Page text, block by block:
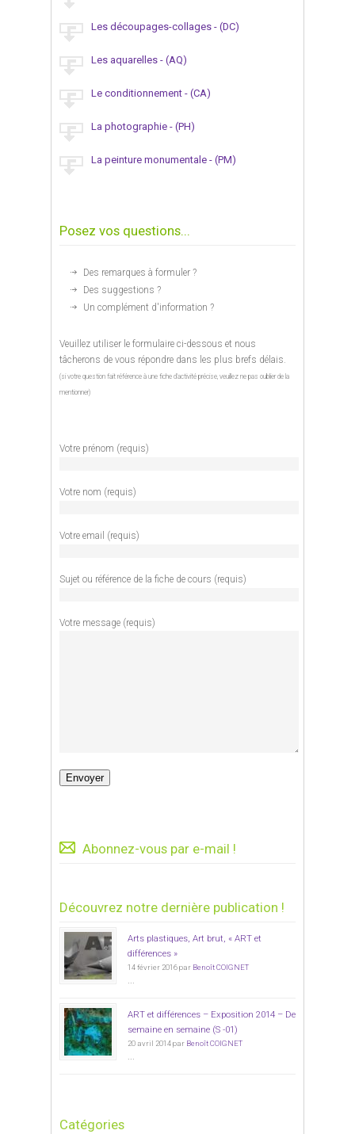
Les découpages-collages - (DC)
Les aquarelles - (AQ)
Le conditionnement - (CA)
La photographie - (PH)
La peinture monumentale - (PM)
Posez vos questions...
Des remarques à formuler ?
Des suggestions ?
Un complément d'information ?
Veuillez utiliser le formulaire ci-dessous et nous
tâcherons de vous répondre dans les plus brefs délais.
(si votre question fait référence à une fiche d'activité précise, veuillez ne pas oublier de la
mentionner)
Votre prénom (requis)
Votre nom (requis)
Votre email (requis)
Sujet ou référence de la fiche de cours (requis)
Votre message (requis)
Abonnez-vous par e-mail !
Découvrez notre dernière publication !
Arts plastiques, Art brut, « ART et
différences »
14 février 2016 par Benoît COIGNET
...
ART et différences – Exposition 2014 – De
semaine en semaine (S -01)
20 avril 2014 par Benoît COIGNET
...
Catégories